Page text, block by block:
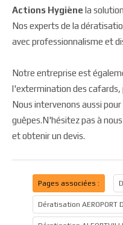
Actions Hygiène la
Nos experts de la
avec professionnalisme et
Notre entreprise est
l'extermination des cafards,
Nous intervenons aussi
guêpes.N'hésitez pas à
et obtenir un devis.
Pages associées :
Dératisation AEROPORT